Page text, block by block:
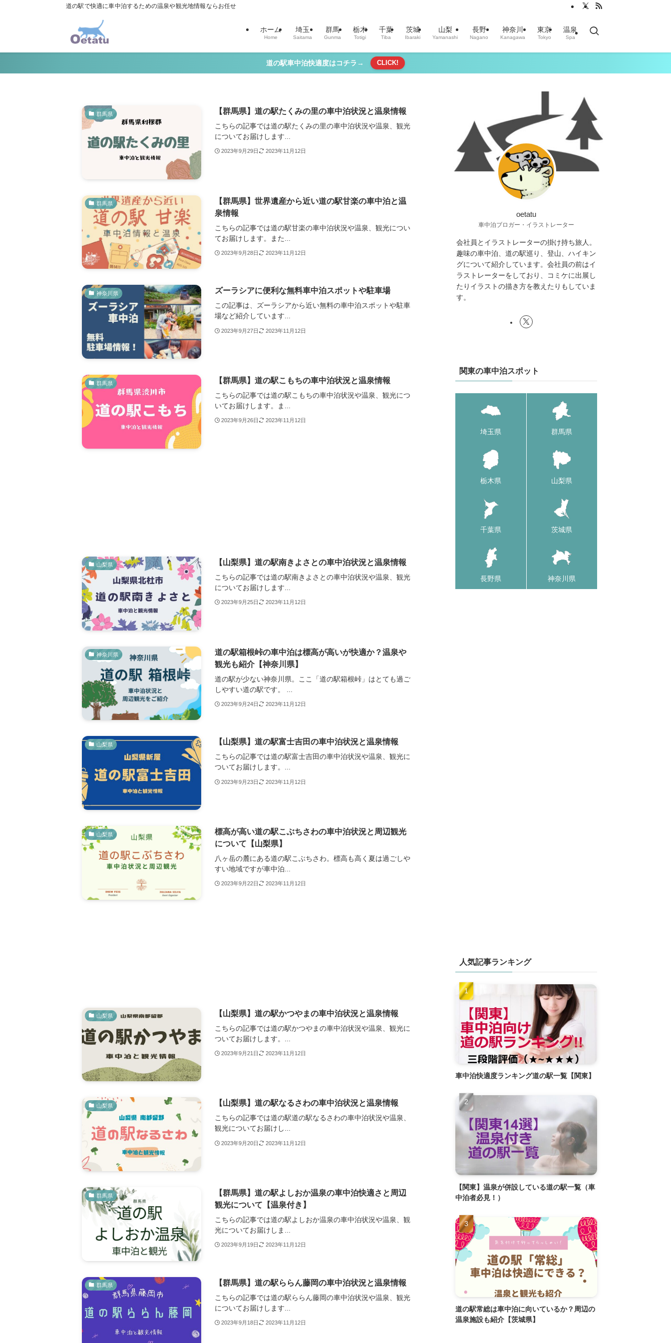
道の駅で快適に車中泊するための温泉や観光地情報ならお任せ
ホーム
Home
埼玉
Saitama
群馬
Gunma
栃木
Totigi
千葉
Tiba
茨城
Ibaraki
山梨
Yamanashi
長野
Nagano
神奈川
Kanagawa
東京
Tokyo
温泉
Spa
道の駅車中泊快適度はコチラ→ CLICK!
群馬県 【群馬県】道の駅たくみの里の車中泊状況と温泉情報
こちらの記事では道の駅たくみの里の車中泊状況や温泉、観光
についてお届けします...
2023年9月29日 2023年11月12日
群馬県
【群馬県】世界遺産から近い道の駅甘楽の車中泊と温
泉情報
こちらの記事では道の駅甘楽の車中泊状況や温泉、観光につい
てお届けします。また...
2023年9月28日 2023年11月12日
神奈川県 ズーラシアに便利な無料車中泊スポットや駐車場
この記事は、ズーラシアから近い無料の車中泊スポットや駐車
場など紹介しています...
2023年9月27日 2023年11月12日
群馬県 【群馬県】道の駅こもちの車中泊状況と温泉情報
こちらの記事では道の駅こもちの車中泊状況や温泉、観光につ
いてお届けします。ま...
2023年9月26日 2023年11月12日
山梨県 【山梨県】道の駅南きよさとの車中泊状況と温泉情報
こちらの記事では道の駅南きよさとの車中泊状況や温泉、観光
についてお届けします...
2023年9月25日 2023年11月12日
神奈川県
道の駅箱根峠の車中泊は標高が高いが快適か？温泉や
観光も紹介【神奈川県】
道の駅が少ない神奈川県。ここ「道の駅箱根峠」はとても過ご
しやすい道の駅です。 ...
2023年9月24日 2023年11月12日
山梨県 【山梨県】道の駅富士吉田の車中泊状況と温泉情報
こちらの記事では道の駅富士吉田の車中泊状況や温泉、観光に
ついてお届けします。...
2023年9月23日 2023年11月12日
山梨県
標高が高い道の駅こぶちさわの車中泊状況と周辺観光
について【山梨県】
八ヶ岳の麓にある道の駅こぶちさわ。標高も高く夏は過ごしや
すい地域ですが車中泊...
2023年9月22日 2023年11月12日
山梨県 【山梨県】道の駅かつやまの車中泊状況と温泉情報
こちらの記事では道の駅かつやまの車中泊状況や温泉、観光に
ついてお届けします。...
2023年9月21日 2023年11月12日
山梨県 【山梨県】道の駅なるさわの車中泊状況と温泉情報
こちらの記事では道の駅道の駅なるさわの車中泊状況や温泉、
観光についてお届けし...
2023年9月20日 2023年11月12日
群馬県
【群馬県】道の駅よしおか温泉の車中泊快適さと周辺
観光について【温泉付き】
こちらの記事では道の駅よしおか温泉の車中泊状況や温泉、観
光についてお届けしま...
2023年9月19日 2023年11月12日
群馬県 【群馬県】道の駅ららん藤岡の車中泊状況と温泉情報
こちらの記事では道の駅ららん藤岡の車中泊状況や温泉、観光
についてお届けします...
2023年9月18日 2023年11月12日
oetatu
車中泊ブロガー・イラストレーター
会社員とイラストレーターの掛け持ち旅人。
趣味の車中泊、道の駅巡り、登山、ハイキン
グについて紹介しています。会社員の前はイ
ラストレーターをしており、コミケに出展し
たりイラストの描き方を教えたりもしていま
す。
関東の車中泊スポット
埼玉県 群馬県
栃木県 山梨県
千葉県 茨城県
長野県 神奈川県
人気記事ランキング
車中泊快適度ランキング道の駅一覧【関東】
【関東】温泉が併設している道の駅一覧（車
中泊者必見！）
道の駅常総は車中泊に向いているか？周辺の
温泉施設も紹介【茨城県】